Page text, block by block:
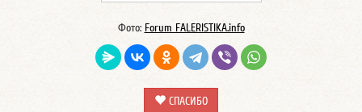
Фото: Forum FALERISTIKA.info
СПАСИБО